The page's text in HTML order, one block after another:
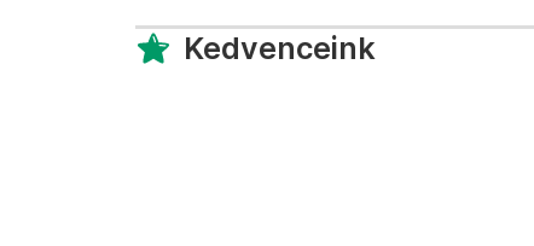
Kedvenceink